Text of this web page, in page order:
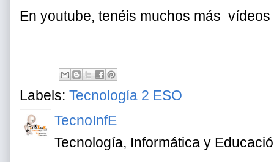
En youtube, tenéis muchos más vídeos
Labels: Tecnología 2 ESO
TecnoInfE
Tecnología, Informática y